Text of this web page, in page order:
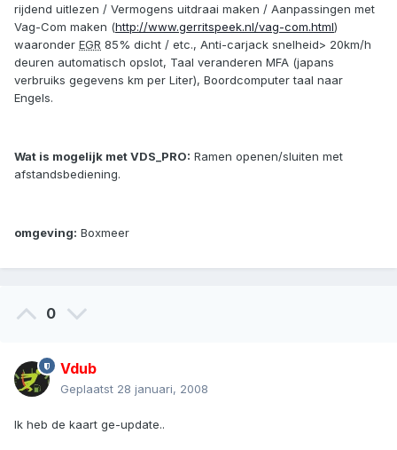
rijdend uitlezen / Vermogens uitdraai maken / Aanpassingen met
Vag-Com maken (http://www.gerritspeek.nl/vag-com.html)
waaronder EGR 85% dicht / etc., Anti-carjack snelheid> 20km/h
deuren automatisch opslot, Taal veranderen MFA (japans
verbruiks gegevens km per Liter), Boordcomputer taal naar
Engels.
Wat is mogelijk met VDS_PRO: Ramen openen/sluiten met
afstandsbediening.
omgeving: Boxmeer
0
Vdub
Geplaatst 28 januari, 2008
Ik heb de kaart ge-update..